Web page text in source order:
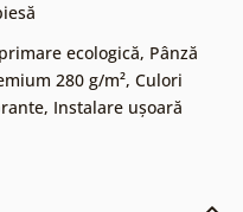
ecologică, Pânză
280 g/m², Culori
, Instalare ușoară